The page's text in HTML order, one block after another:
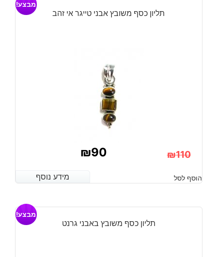
ג'ספר
תליון כסף משובץ אבני טייגר אי זהב
מבצע!
₪110
המקורי
היה:
₪90
הנוכחי
הוא:
מידע נוסף הוסף לסל מידע נוסף
תליון כסף משובץ באבני גרנט
מבצע!